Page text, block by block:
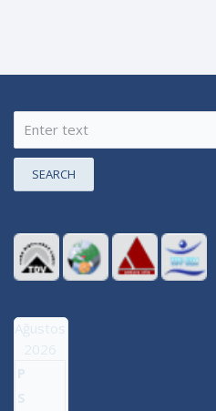
SEARCH
Ağustos
2026
P
S